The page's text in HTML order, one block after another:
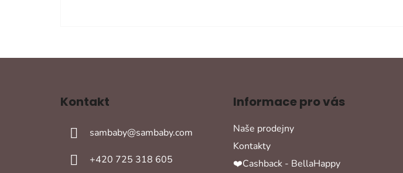
Kontakt
sambaby@sambaby.com
+420 725 318 605
Informace pro vás
Naše prodejny
Kontakty
❤️Cashback - BellaHappy